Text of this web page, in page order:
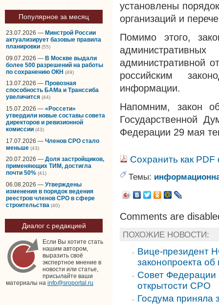
Популярное за месяц
23.07.2026 — Минстрой России
актуализирует базовые правила
планировки (55)
09.07.2026 — В Москве выдали
более 500 разрешений на работы
по сохранению ОКН (49)
13.07.2026 — Провозная
способность БАМа и Транссиба
увеличится (44)
15.07.2026 — «Россети»
утвердили новые составы совета
директоров и ревизионной
комиссии (43)
17.07.2026 — Членов СРО стало
меньше (43)
20.07.2026 — Доля застройщиков,
применяющих ТИМ, достигла
почти 50% (41)
06.08.2026 — Утверждены
изменения в порядок ведения
реестров членов СРО в сфере
строительства (40)
Диалог с редакцией
Если Вы хотите стать
нашим автором,
выразить своё
экспертное мнение в
новости или статье,
присылайте ваши
материалы на info@sroportal.ru
установлены
организаций и
Помимо этого,
административной
российским
информации.
Напомним, закон
Государственной
Федерации 29 мая
Сохранить как
Темы:
Comments are
ПОХОЖИЕ НОВОСТИ:
Вице-президент
законопроекта
Совет
открытости СРО
Госдума приняла